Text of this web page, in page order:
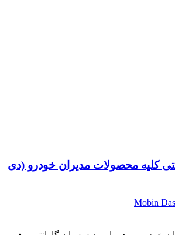
کلیه محصولات مدیران خودرو (دی
Mobin